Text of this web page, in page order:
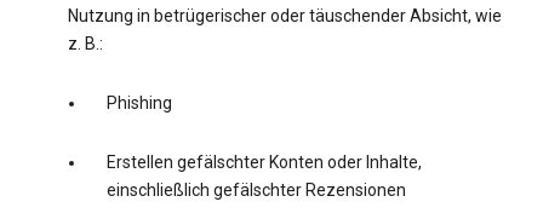
Nutzung in betrügerischer oder täuschender Absicht, wie
z. B.:
Phishing
Erstellen gefälschter Konten oder Inhalte,
einschließlich gefälschter Rezensionen